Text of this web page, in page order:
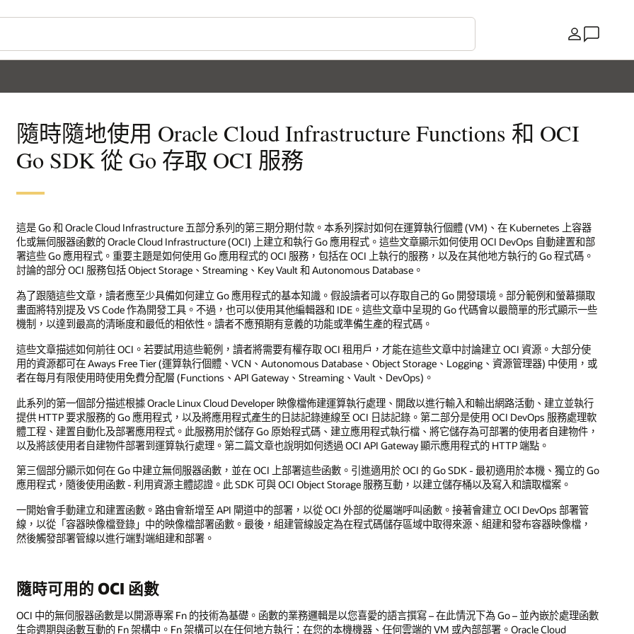
國家/地區
隨時隨地使用 Oracle Cloud Infrastructure Functions 和 OCI
Go SDK 從 Go 存取 OCI 服務
這是 Go 和 Oracle Cloud Infrastructure 五部分系列的第三期分期付款。本系列探討如何在運算執行個體 (VM)、在 Kubernetes 上容器
化或無伺服器函數的 Oracle Cloud Infrastructure (OCI) 上建立和執行 Go 應用程式。這些文章顯示如何使用 OCI DevOps 自動建置和部
署這些 Go 應用程式。重要主題是如何使用 Go 應用程式的 OCI 服務，包括在 OCI 上執行的服務，以及在其他地方執行的 Go 程式碼。
討論的部分 OCI 服務包括 Object Storage、Streaming、Key Vault 和 Autonomous Database。
為了跟隨這些文章，讀者應至少具備如何建立 Go 應用程式的基本知識。假設讀者可以存取自己的 Go 開發環境。部分範例和螢幕擷取
畫面將特別提及 VS Code 作為開發工具。不過，也可以使用其他編輯器和 IDE。這些文章中呈現的 Go 代碼會以最簡單的形式顯示一些
機制，以達到最高的清晰度和最低的相依性。讀者不應預期有意義的功能或準備生產的程式碼。
這些文章描述如何前往 OCI。若要試用這些範例，讀者將需要有權存取 OCI 租用戶，才能在這些文章中討論建立 OCI 資源。大部分使
用的資源都可在 Aways Free Tier (運算執行個體、VCN、Autonomous Database、Object Storage、Logging、資源管理器) 中使用，或
者在每月有限使用時使用免費分配層 (Functions、API Gateway、Streaming、Vault、DevOps)。
此系列的第一個部分描述根據 Oracle Linux Cloud Developer 映像檔佈建運算執行處理、開啟以進行輸入和輸出網路活動、建立並執行
提供 HTTP 要求服務的 Go 應用程式，以及將應用程式產生的日誌記錄連線至 OCI 日誌記錄。第二部分是使用 OCI DevOps 服務處理軟
體工程、建置自動化及部署應用程式。此服務用於儲存 Go 原始程式碼、建立應用程式執行檔、將它儲存為可部署的使用者自建物件，
以及將該使用者自建物件部署到運算執行處理。第二篇文章也說明如何透過 OCI API Gateway 顯示應用程式的 HTTP 端點。
第三個部分顯示如何在 Go 中建立無伺服器函數，並在 OCI 上部署這些函數。引進適用於 OCI 的 Go SDK - 最初適用於本機、獨立的 Go
應用程式，隨後使用函數 - 利用資源主體認證。此 SDK 可與 OCI Object Storage 服務互動，以建立儲存桶以及寫入和讀取檔案。
一開始會手動建立和建置函數。路由會新增至 API 閘道中的部署，以從 OCI 外部的從屬端呼叫函數。接著會建立 OCI DevOps 部署管
線，以從「容器映像檔登錄」中的映像檔部署函數。最後，組建管線設定為在程式碼儲存區域中取得來源、組建和發布容器映像檔，
然後觸發部署管線以進行端對端組建和部署。
隨時可用的 OCI 函數
OCI 中的無伺服器函數是以開源專案 Fn 的技術為基礎。函數的業務邏輯是以您喜愛的語言撰寫 – 在此情況下為 Go – 並內嵌於處理函數
生命週期與函數互動的 Fn 架構中。Fn 架構可以在任何地方執行：在您的本機機器、任何雲端的 VM 或內部部署。Oracle Cloud